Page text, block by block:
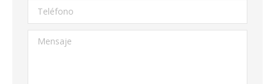
Teléfono
Mensaje